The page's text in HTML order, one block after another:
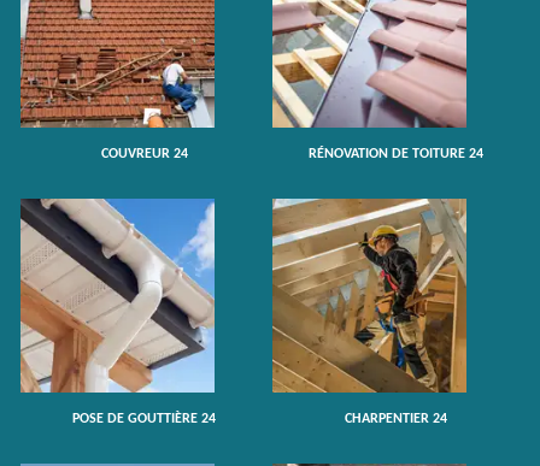
COUVREUR 24 RÉNOVATION DE TOITURE 24
POSE DE GOUTTIÈRE 24 CHARPENTIER 24